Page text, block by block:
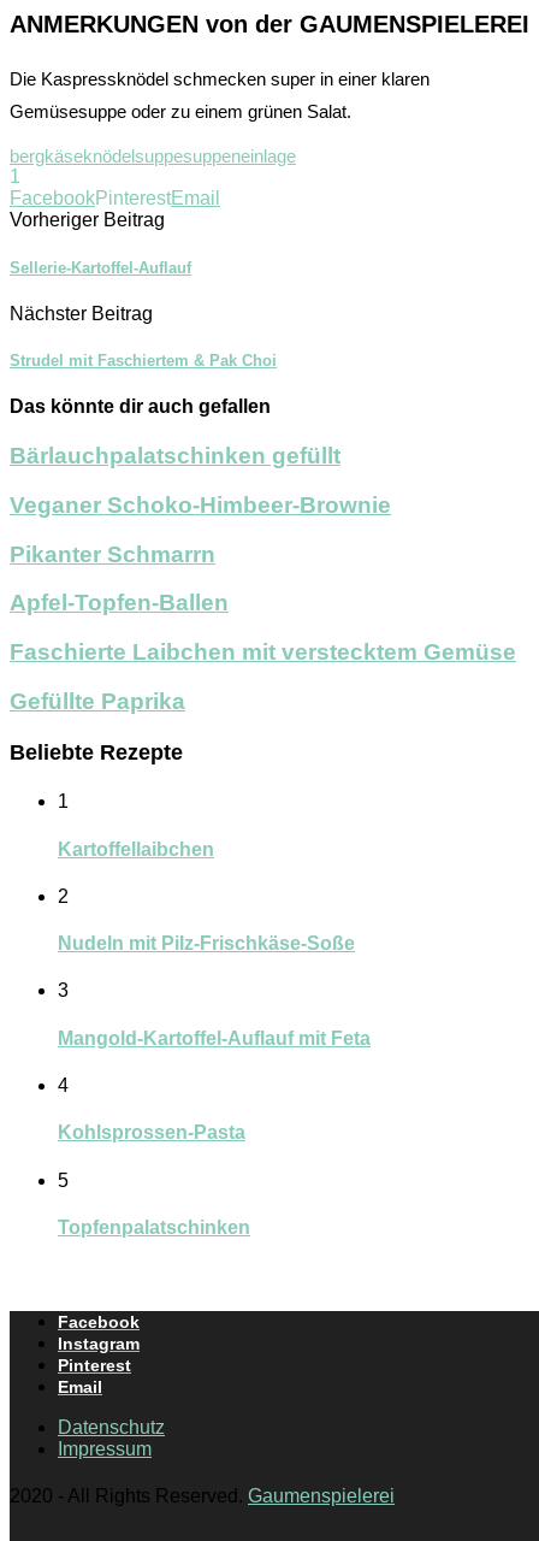
ANMERKUNGEN von der GAUMENSPIELEREI
Die Kaspressknödel schmecken super in einer klaren
Gemüsesuppe oder zu einem grünen Salat.
bergkäseknödelsuppesuppeneinlage
1
FacebookPinterestEmail
Vorheriger Beitrag
Sellerie-Kartoffel-Auflauf
Nächster Beitrag
Strudel mit Faschiertem & Pak Choi
Das könnte dir auch gefallen
Bärlauchpalatschinken gefüllt
Veganer Schoko-Himbeer-Brownie
Pikanter Schmarrn
Apfel-Topfen-Ballen
Faschierte Laibchen mit verstecktem Gemüse
Gefüllte Paprika
Beliebte Rezepte
1
Kartoffellaibchen
2
Nudeln mit Pilz-Frischkäse-Soße
3
Mangold-Kartoffel-Auflauf mit Feta
4
Kohlsprossen-Pasta
5
Topfenpalatschinken
Facebook
Instagram
Pinterest
Email
Datenschutz
Impressum
2020 - All Rights Reserved. Gaumenspielerei